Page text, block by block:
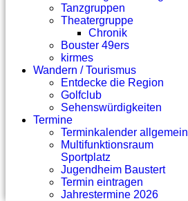
Tanzgruppen
Theatergruppe
Chronik
Bouster 49ers
kirmes
Wandern / Tourismus
Entdecke die Region
Golfclub
Sehenswürdigkeiten
Termine
Terminkalender allgemein
Multifunktionsraum
Sportplatz
Jugendheim Baustert
Termin eintragen
Jahrestermine 2026